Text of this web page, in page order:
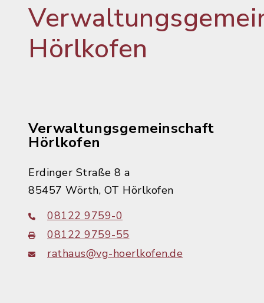
Hörlkofen
Verwaltungsgemeinschaft
Hörlkofen
Erdinger Straße 8 a
85457 Wörth, OT Hörlkofen
08122 9759-0
08122 9759-55
rathaus@vg-hoerlkofen.de